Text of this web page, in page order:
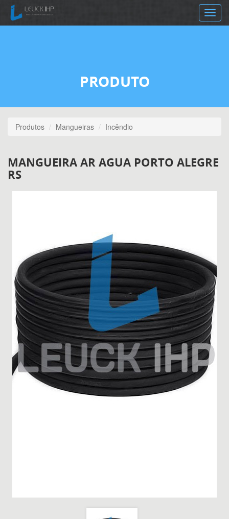
Toggle
PRODUTO
Produtos Mangueiras Incêndio
MANGUEIRA AR AGUA PORTO ALEGRE
RS